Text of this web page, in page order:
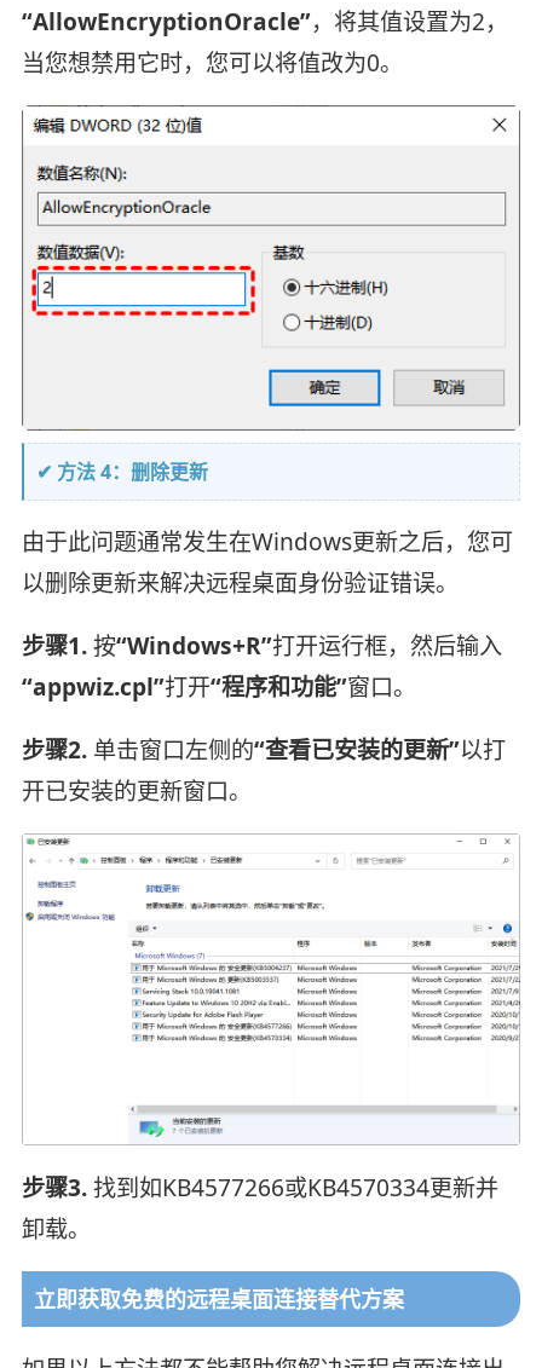
“AllowEncryptionOracle”，将其值设置为2，
当您想禁用它时，您可以将值改为0。
✔ 方法 4：删除更新
由于此问题通常发生在Windows更新之后，您可
以删除更新来解决远程桌面身份验证错误。
步骤1.按“Windows+R”打开运行框，然后输入
“appwiz.cpl”打开“程序和功能”窗口。
步骤2. 单击窗口左侧的“查看已安装的更新”以打
开已安装的更新窗口。
步骤3.找到如KB4577266或KB4570334更新并
卸载。
立即获取免费的远程桌面连接替代方案